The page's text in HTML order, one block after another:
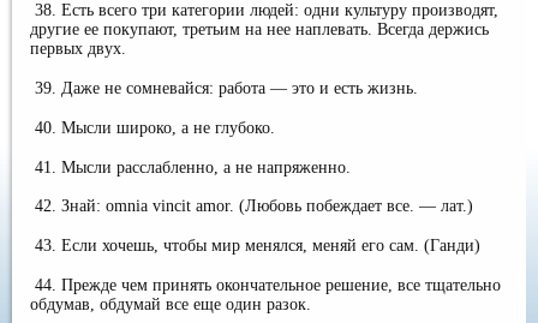
38. Есть всего три категории людей: одни культуру производят,
другие ее покупают, третьим на нее наплевать. Всегда держись
первых двух.
39. Даже не сомневайся: работа — это и есть жизнь.
40. Мысли широко, а не глубоко.
41. Мысли расслабленно, а не напряженно.
42. Знай: omnia vincit amor. (Любовь побеждает все. — лат.)
43. Если хочешь, чтобы мир менялся, меняй его сам. (Ганди)
44. Прежде чем принять окончательное решение, все тщательно
обдумав, обдумай все еще один разок.